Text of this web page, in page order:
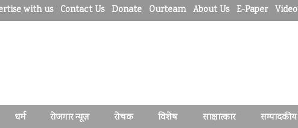
with us Contact Us Donate Ourteam About Us E-Paper Video
धर्म रोजगार न्यूज़ रोचक विशेष साक्षात्कार सम्पादकीय